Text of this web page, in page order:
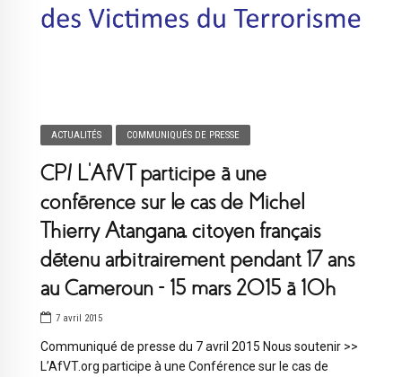
ACTUALITÉS COMMUNIQUÉS DE PRESSE
CP/ L’AfVT participe à une
conférence sur le cas de Michel
Thierry Atangana, citoyen français
détenu arbitrairement pendant 17 ans
au Cameroun – 15 mars 2015 à 10h
7 avril 2015
Communiqué de presse du 7 avril 2015 Nous soutenir >>
L’AfVT.org participe à une Conférence sur le cas de